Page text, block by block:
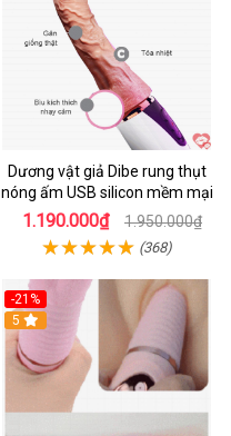
Dương vật giả Dibe rung thụt
nóng ấm USB silicon mềm mại
1.190.000₫ 1.950.000₫
(368)
-21%
5